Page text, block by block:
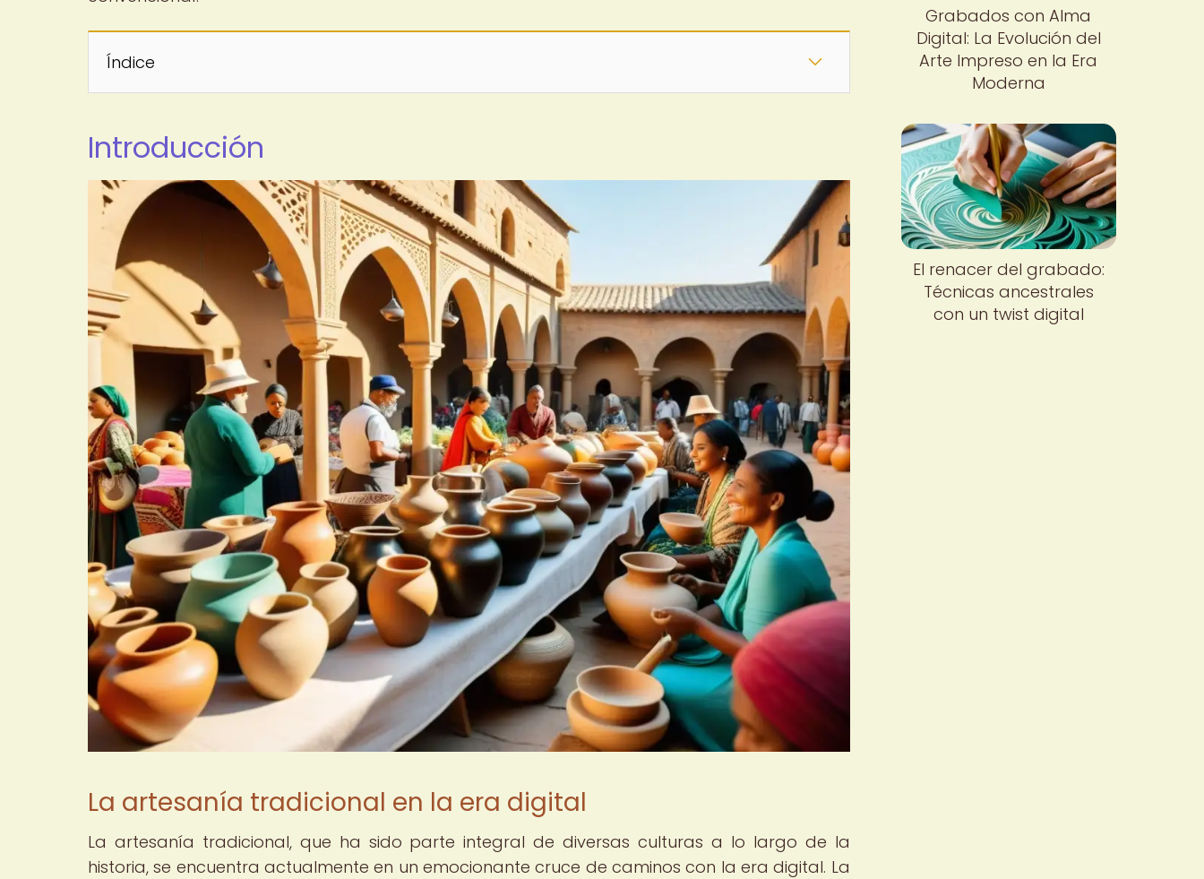
Índice
Introducción
La artesanía tradicional en la era digital
La artesanía tradicional, que ha sido parte integral de diversas culturas a lo largo de la
historia, se encuentra actualmente en un emocionante cruce de caminos con la era digital. La
Grabados con Alma
Digital: La Evolución del
Arte Impreso en la Era
Moderna
El renacer del grabado:
Técnicas ancestrales
con un twist digital